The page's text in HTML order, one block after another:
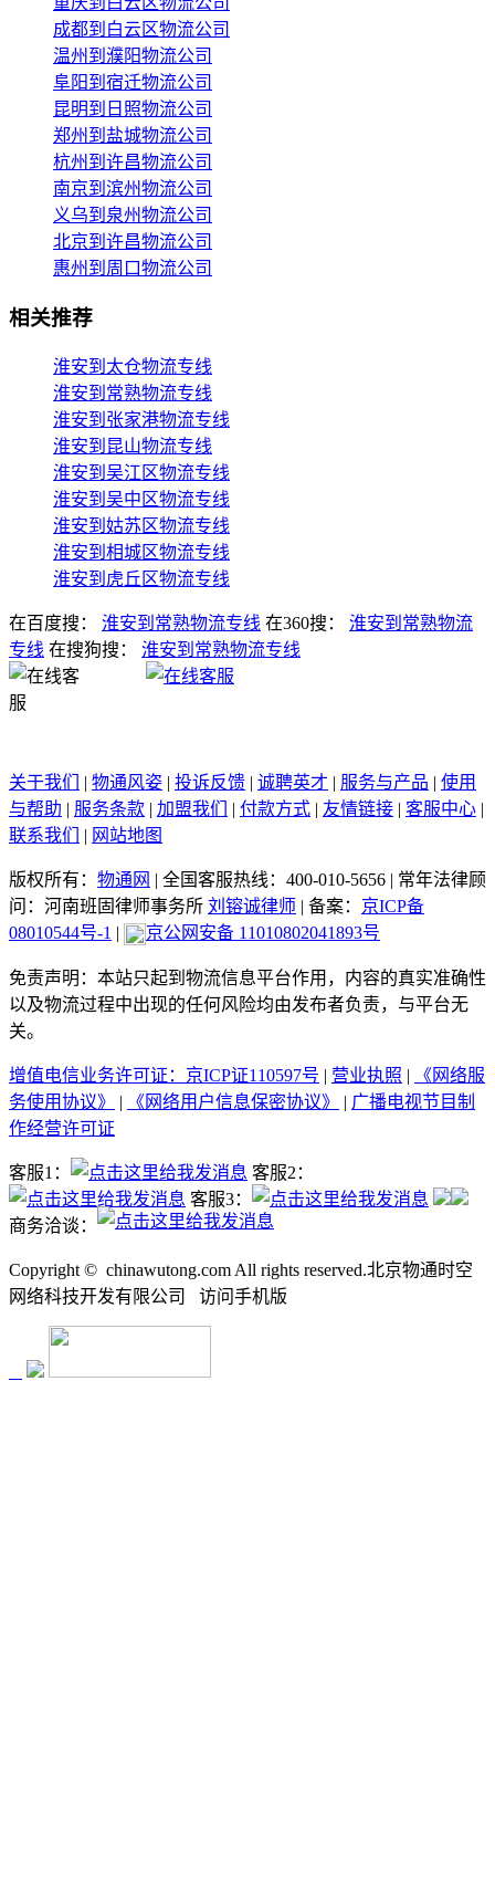
成都到白云区物流公司
温州到濮阳物流公司
阜阳到宿迁物流公司
昆明到日照物流公司
郑州到盐城物流公司
杭州到许昌物流公司
南京到滨州物流公司
义乌到泉州物流公司
北京到许昌物流公司
惠州到周口物流公司
相关推荐
淮安到太仓物流专线
淮安到常熟物流专线
淮安到张家港物流专线
淮安到昆山物流专线
淮安到吴江区物流专线
淮安到吴中区物流专线
淮安到姑苏区物流专线
淮安到相城区物流专线
淮安到虎丘区物流专线
在百度搜： 淮安到常熟物流专线 在360搜：
淮安到常熟物流
专线 在搜狗搜： 淮安到常熟物流专线
关于我们 | 物通风姿 | 投诉反馈 | 诚聘英才 | 服务与产品 | 使用
与帮助 | 服务条款 | 加盟我们 | 付款方式 | 友情链接 | 客服中心 |
联系我们
| 网站地图
版权所有： 物通网 | 全国客服热线：400-010-5656 | 常年法律顾
问：河南班固律师事务所 刘镕诚律师 | 备案： 京ICP备
08010544号-1 | 京公网安备 11010802041893号
免责声明：本站只起到物流信息平台作用，内容的真实准确性
以及物流过程中出现的任何风险均由发布者负责，与平台无
关。
增值电信业务许可证：京ICP证110597号 | 营业执照 |
《网络服
务使用协议》
| 《网络用户信息保密协议》 | 广播电视节目制
作经营许可证
客服1：
客服2：
客服3：
商务洽谈：
Copyright © chinawutong.com All rights reserved.北京物通时空
网络科技开发有限公司
访问手机版